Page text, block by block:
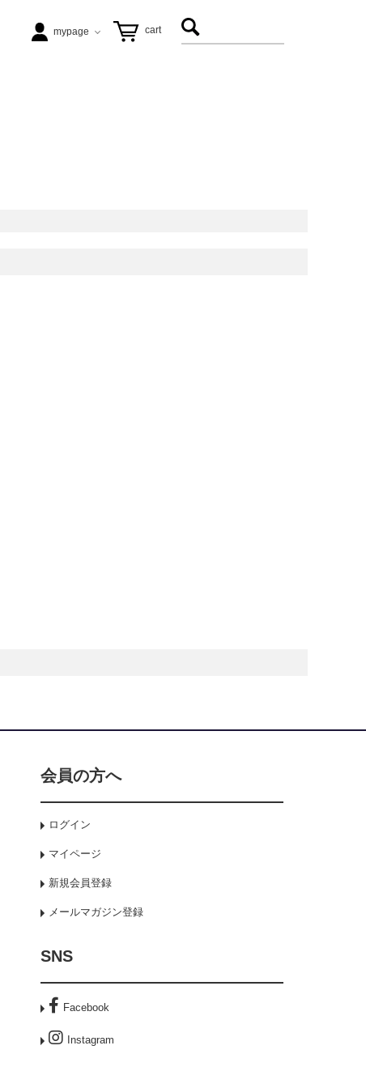
mypage cart
会員の方へ
ログイン
マイページ
新規会員登録
メールマガジン登録
SNS
Facebook
Instagram